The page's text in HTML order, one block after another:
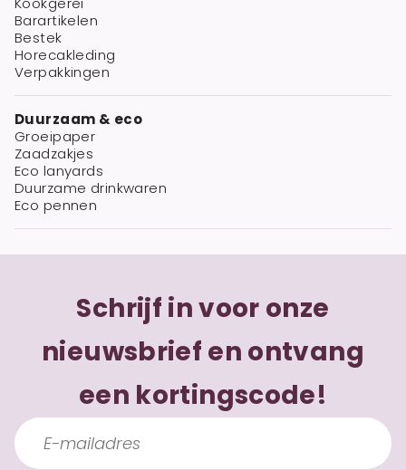
Barartikelen
Bestek
Horecakleding
Verpakkingen
Duurzaam & eco
Groeipaper
Zaadzakjes
Eco lanyards
Duurzame drinkwaren
Eco pennen
Schrijf in voor onze
nieuwsbrief en ontvang
een kortingscode!